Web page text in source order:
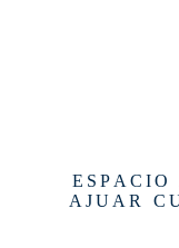
ESPACIO
AJUAR